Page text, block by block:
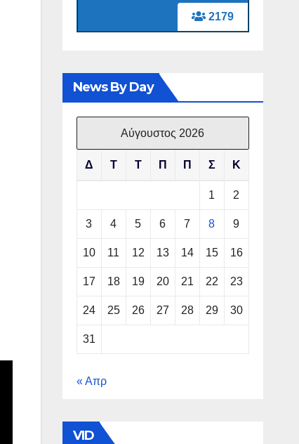
2179
News By Day
Αύγουστος 2026
Δ Τ Τ Π Π Σ Κ
1 2
3 4 5 6 7 8 9
10 11 12 13 14 15 16
17 18 19 20 21 22 23
24 25 26 27 28 29 30
31
« Απρ
VID